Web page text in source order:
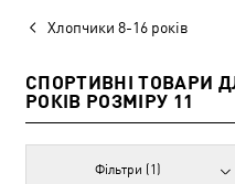
Хлопчики 8-16 років
СПОРТИВНІ ТОВАРИ
РОКІВ РОЗМІРУ 11
Фільтри (1)